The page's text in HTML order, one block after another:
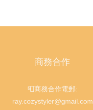
商務合作
📮商務合作電郵:
ray.cozystyler@gmail.com